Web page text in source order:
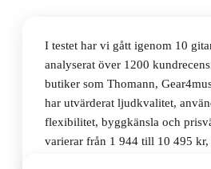
I testet har vi gått igenom 10
analyserat över 1200
butiker som Thomann,
har utvärderat ljudkvalitet,
flexibilitet, byggkänsla och
varierar från 1 944 till 10 495